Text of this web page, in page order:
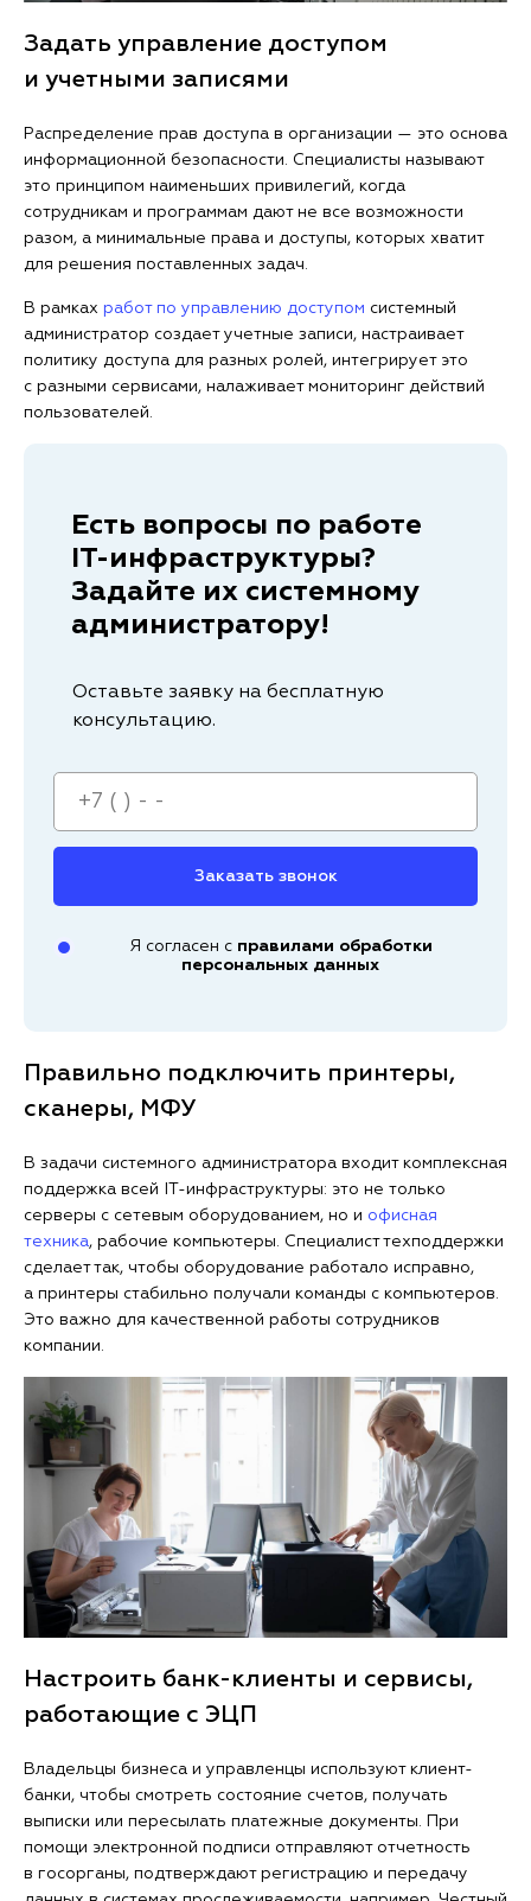
Задать управление доступом
и учетными записями
Распределение прав доступа в организации — это основа
информационной безопасности. Специалисты называют
это принципом наименьших привилегий, когда
сотрудникам и программам дают не все возможности
разом, а минимальные права и доступы, которых хватит
для решения поставленных задач.
В рамках работ по управлению доступом системный
администратор создает учетные записи, настраивает
политику доступа для разных ролей, интегрирует это
с разными сервисами, налаживает мониторинг действий
пользователей.
Есть вопросы по работе
IT-инфраструктуры?
Задайте их системному
администратору!
Оставьте заявку на бесплатную
консультацию.
Заказать звонок
Я согласен с правилами обработки
персональных данных
Правильно подключить принтеры,
сканеры, МФУ
В задачи системного администратора входит комплексная
поддержка всей IT-инфраструктуры: это не только
серверы с сетевым оборудованием, но и офисная
техника, рабочие компьютеры. Специалист техподдержки
сделает так, чтобы оборудование работало исправно,
а принтеры стабильно получали команды с компьютеров.
Это важно для качественной работы сотрудников
компании.
Настроить банк-клиенты и сервисы,
работающие с ЭЦП
Владельцы бизнеса и управленцы используют клиент-
банки, чтобы смотреть состояние счетов, получать
выписки или пересылать платежные документы. При
помощи электронной подписи отправляют отчетность
в госорганы, подтверждают регистрацию и передачу